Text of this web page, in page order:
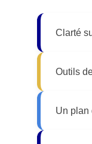
Clarté
Outils
Un plan